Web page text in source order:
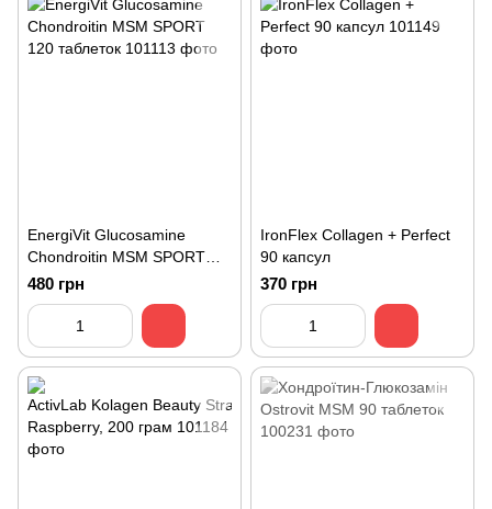
EnergiVit Glucosamine
Chondroitin MSM SPORT
120 таблеток
480 грн
IronFlex Collagen + Perfect
90 капсул
370 грн